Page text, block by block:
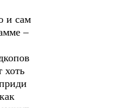
и сам
–
хоть